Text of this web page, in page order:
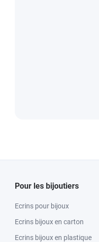
Pour les bijoutiers
Ecrins pour bijoux
Ecrins bijoux en carton
Ecrins bijoux en plastique